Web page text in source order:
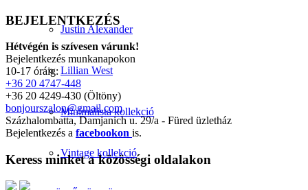
Justin Alexander
Lillian West
Minimalista kollekció
Vintage kollekció
BEJELENTKEZÉS
Hétvégén is szívesen várunk!
Bejelentkezés munkanapokon
10-17 óráig:
+36 20 4747-448
+36 20 4249-430 (Öltöny)
bonjourszalon@gmail.com
Százhalombatta, Damjanich u. 29/a - Füred üzletház
Bejelentkezés a facebookon is.
Keress minket a közösségi oldalakon